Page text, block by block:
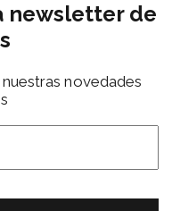
newsletter de
novedades